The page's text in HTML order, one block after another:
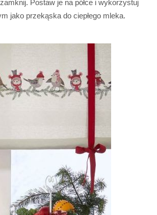
Postaw je na półce i wykorzystuj
jako przekąska do ciepłego mleka.